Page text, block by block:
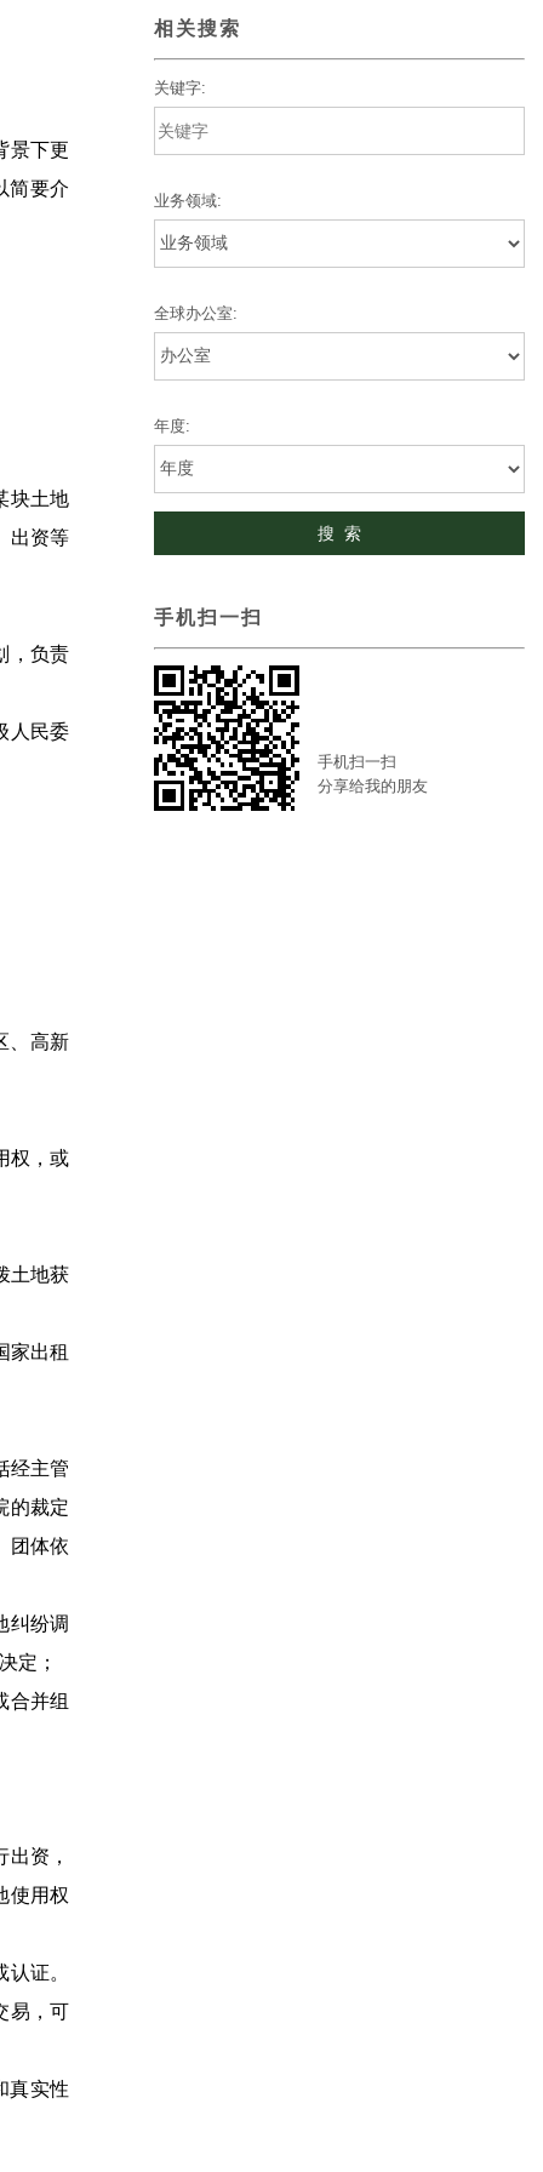
景下更
简要介
块土地
出资等
，负责
人民委
、高新
权，或
土地获
家出租
经主管
的裁定
团体依
纠纷调
定；
合并组
资，
使用权
证。
易，可
真实性
相关搜索
关键字:
业务领域:
全球办公室:
年度:
手机扫一扫
手机扫一扫
分享给我的朋友